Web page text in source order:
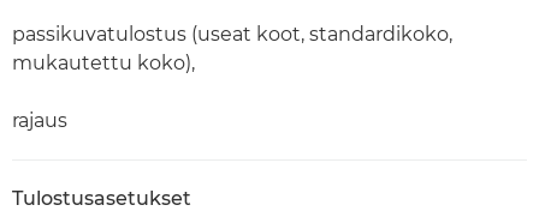
passikuvatulostus (useat koot, standardikoko,
mukautettu koko),
rajaus
Tulostusasetukset